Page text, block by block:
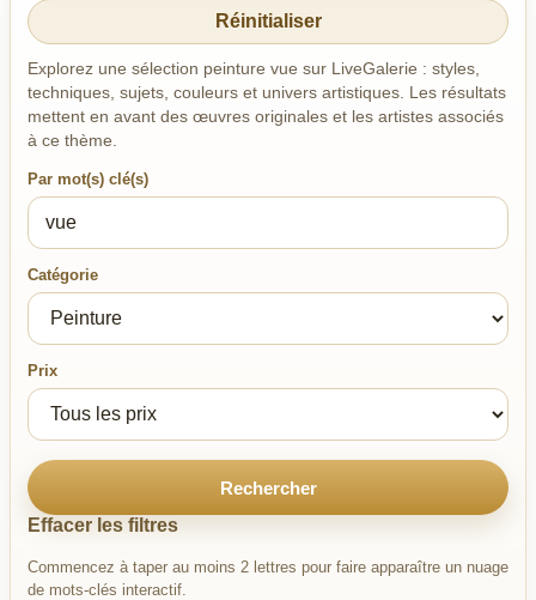
Réinitialiser
Explorez une sélection peinture vue sur LiveGalerie : styles,
techniques, sujets, couleurs et univers artistiques. Les résultats
mettent en avant des œuvres originales et les artistes associés
à ce thème.
Par mot(s) clé(s)
Catégorie
Prix
Rechercher
Effacer les filtres
Commencez à taper au moins 2 lettres pour faire apparaître un nuage
de mots-clés interactif.